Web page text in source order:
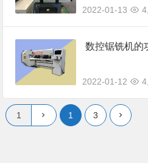
2022-01-13
数控锯铣机的
2022-01-12
1 3